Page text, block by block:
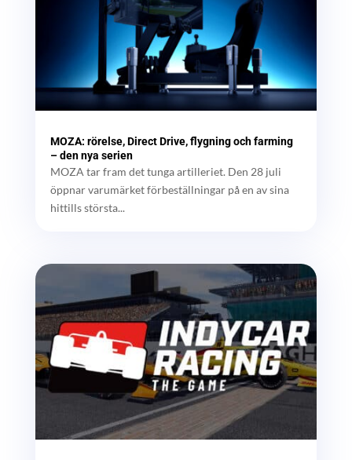
MOZA: rörelse, Direct Drive, flygning och farming
– den nya serien
MOZA tar fram det tunga artilleriet. Den 28 juli
öppnar varumärket förbeställningar på en av sina
hittills största...